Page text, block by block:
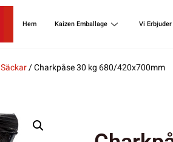
Hem Kaizen Emballage Vi Erbjuder
Säckar/ Charkpåse 30 kg 680/420x700mm